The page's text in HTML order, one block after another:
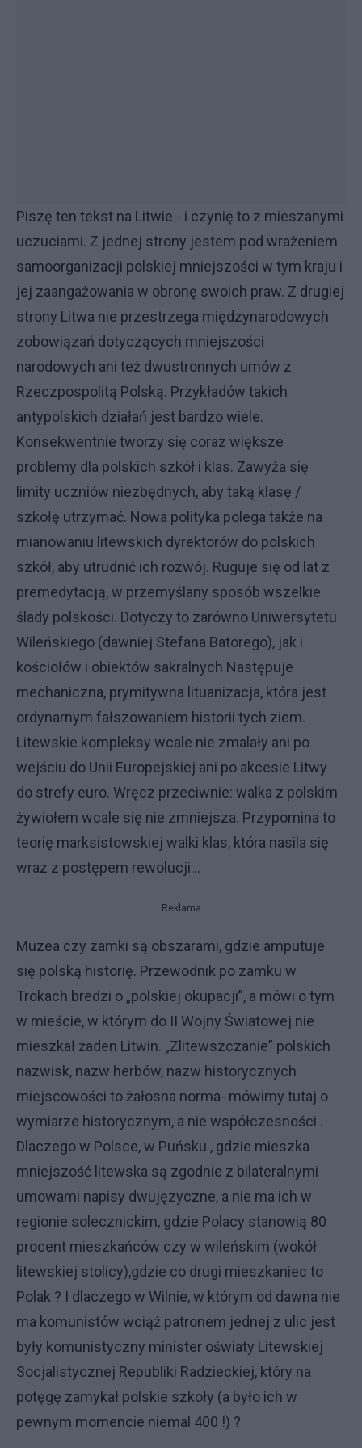
Piszę ten tekst na Litwie - i czynię to z mieszanymi
uczuciami. Z jednej strony jestem pod wrażeniem
samoorganizacji polskiej mniejszości w tym kraju i
jej zaangażowania w obronę swoich praw. Z drugiej
strony Litwa nie przestrzega międzynarodowych
zobowiązań dotyczących mniejszości
narodowych ani też dwustronnych umów z
Rzeczpospolitą Polską. Przykładów takich
antypolskich działań jest bardzo wiele.
Konsekwentnie tworzy się coraz większe
problemy dla polskich szkół i klas. Zawyża się
limity uczniów niezbędnych, aby taką klasę /
szkołę utrzymać. Nowa polityka polega także na
mianowaniu litewskich dyrektorów do polskich
szkół, aby utrudnić ich rozwój. Ruguje się od lat z
premedytacją, w przemyślany sposób wszelkie
ślady polskości. Dotyczy to zarówno Uniwersytetu
Wileńskiego (dawniej Stefana Batorego), jak i
kościołów i obiektów sakralnych Następuje
mechaniczna, prymitywna lituanizacja, która jest
ordynarnym fałszowaniem historii tych ziem.
Litewskie kompleksy wcale nie zmalały ani po
wejściu do Unii Europejskiej ani po akcesie Litwy
do strefy euro. Wręcz przeciwnie: walka z polskim
żywiołem wcale się nie zmniejsza. Przypomina to
teorię marksistowskiej walki klas, która nasila się
wraz z postępem rewolucji...
Reklama
Muzea czy zamki są obszarami, gdzie amputuje
się polską historię. Przewodnik po zamku w
Trokach bredzi o „polskiej okupacji”, a mówi o tym
w mieście, w którym do II Wojny Światowej nie
mieszkał żaden Litwin. „Zlitewszczanie” polskich
nazwisk, nazw herbów, nazw historycznych
miejscowości to żałosna norma- mówimy tutaj o
wymiarze historycznym, a nie współczesności .
Dlaczego w Polsce, w Puńsku , gdzie mieszka
mniejszość litewska są zgodnie z bilateralnymi
umowami napisy dwujęzyczne, a nie ma ich w
regionie solecznickim, gdzie Polacy stanowią 80
procent mieszkańców czy w wileńskim (wokół
litewskiej stolicy),gdzie co drugi mieszkaniec to
Polak ? I dlaczego w Wilnie, w którym od dawna nie
ma komunistów wciąż patronem jednej z ulic jest
były komunistyczny minister oświaty Litewskiej
Socjalistycznej Republiki Radzieckiej, który na
potęgę zamykał polskie szkoły (a było ich w
pewnym momencie niemal 400 !) ?